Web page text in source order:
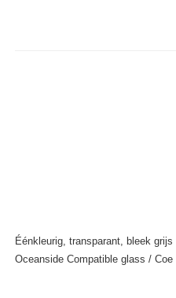
Éénkleurig, transparant, bleek grijs
Oceanside Compatible glass / Coe